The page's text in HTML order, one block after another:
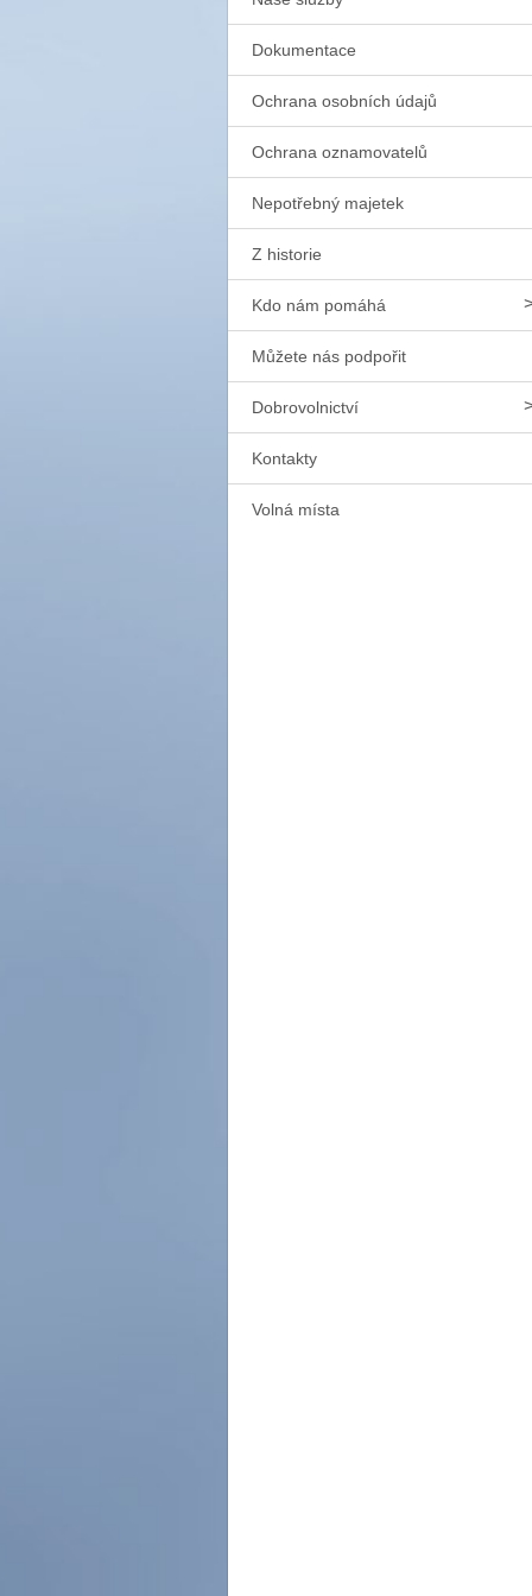
Dokumentace
Ochrana osobních údajů
Ochrana oznamovatelů
Nepotřebný majetek
Z historie
Kdo nám pomáhá
Můžete nás podpořit
Dobrovolnictví
Kontakty
Volná místa